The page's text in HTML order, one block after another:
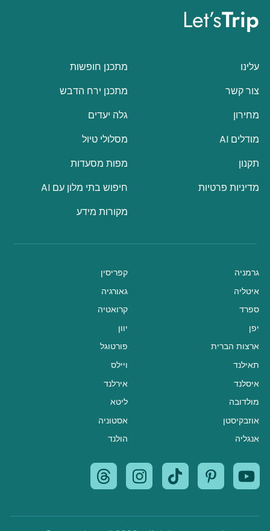
Let’sTrip
עלינו
צור קשר
מחירון
מודלים AI
תקנון
מדיניות פרטיות
מתכנן חופשות
מתכנן ירח הדבש
גלה יעדים
מסלולי טיול
מפות מסעדות
חיפוש בתי מלון עם AI
מקורות מידע
גרמניה
איטליה
ספרד
יפן
ארצות הברית
תאילנד
איסלנד
מולדובה
אוזבקיסטן
אנגליה
קפריסין
גאורגיה
קרואטיה
יוון
פורטוגל
ויילס
אירלנד
ליטא
אסטוניה
הולנד